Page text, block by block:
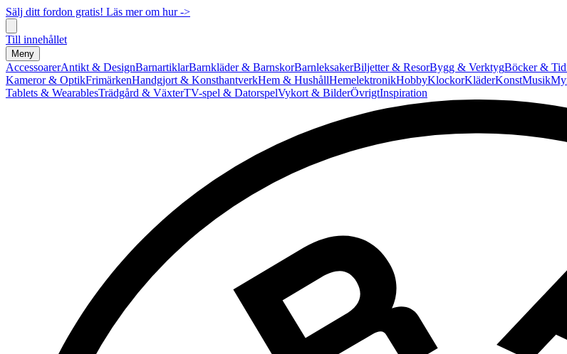
Sälj ditt fordon gratis! Läs mer om hur ->
Till innehållet
Meny
AccessoarerAntikt & DesignBarnartiklarBarnkläder & BarnskorBarnleksakerBiljetter & ResorBygg & VerktygBöcker &
Kameror & OptikFrimärkenHandgjort & KonsthantverkHem & HushållHemelektronikHobbyKlockorKläderKonstMusik
Tablets & WearablesTrädgård & VäxterTV-spel & DatorspelVykort & BilderÖvrigtInspiration